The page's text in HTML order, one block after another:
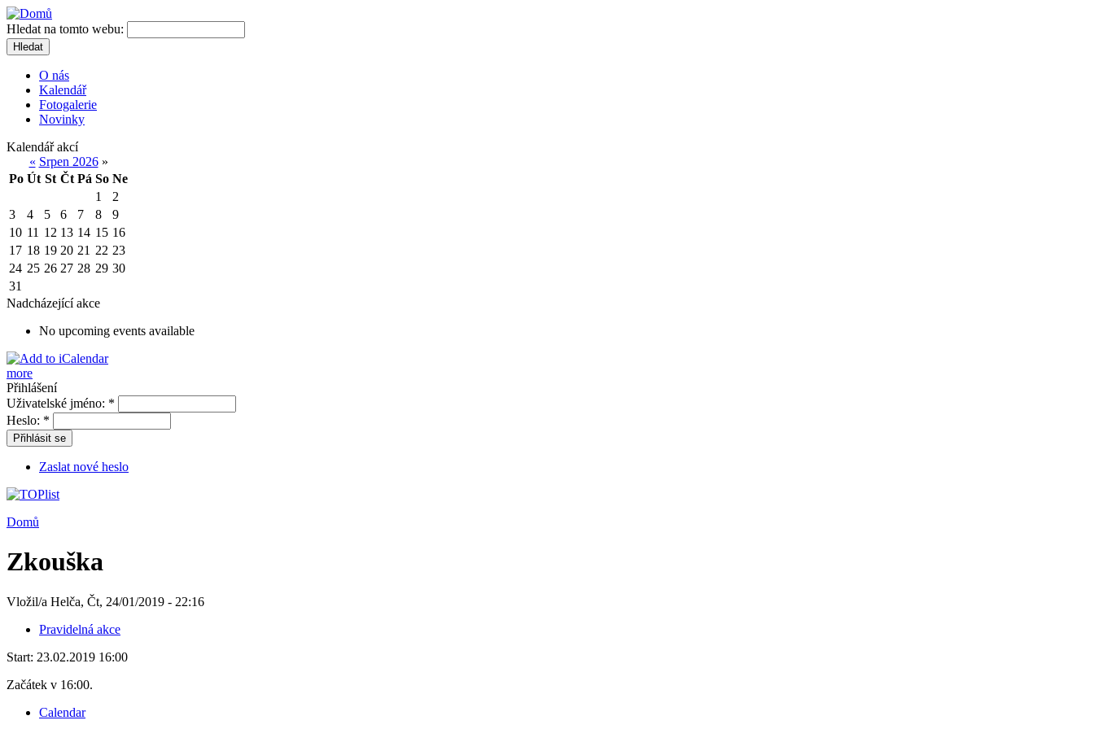
Hledat na tomto webu:
Hledat
O nás
Kalendář
Fotogalerie
Novinky
Kalendář akcí
« Srpen 2026 »
Po Út St Čt Pá So Ne
1
2
3
4 5 6 7 8
9
10 11 12 13 14 15 16
17 18 19 20 21 22 23
24 25 26 27 28 29 30
31
Nadcházející akce
No upcoming events available
more
Přihlášení
Uživatelské jméno: *
Heslo: *
Přihlásit se
Zaslat nové heslo
Domů
Zkouška
Vložil/a Helča, Čt, 24/01/2019 - 22:16
Pravidelná akce
Start: 23.02.2019 16:00
Začátek v 16:00.
Calendar